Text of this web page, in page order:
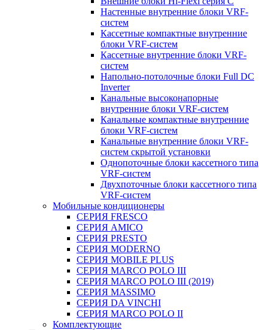
Настенные внутренние блоки VRF-
систем
Кассетные компактные внутренние
блоки VRF-систем
Кассетные внутренние блоки VRF-
систем
Напольно-потолочные блоки Full DC
Inverter
Канальные высоконапорные
внутренние блоки VRF-систем
Канальные компактные внутренние
блоки VRF-систем
Канальные внутренние блоки VRF-
систем скрытой установки
Однопоточные блоки кассетного типа
VRF-систем
Двухпоточные блоки кассетного типа
VRF-систем
Мобильные кондиционеры
СЕРИЯ FRESCO
СЕРИЯ AMICO
СЕРИЯ PRESTO
СЕРИЯ MODERNO
СЕРИЯ MOBILE PLUS
СЕРИЯ MARCO POLO III
СЕРИЯ MARCO POLO III (2019)
СЕРИЯ MASSIMO
СЕРИЯ DA VINCHI
СЕРИЯ MARCO POLO II
Комплектующие